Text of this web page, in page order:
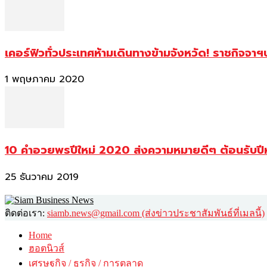
เคอร์ฟิวทั่วประเทศห้ามเดินทางข้ามจังหวัด! ราชกิจจา
1 พฤษภาคม 2020
10 คำอวยพรปีใหม่ 2020 ส่งความหมายดีๆ ต้อนรับ
25 ธันวาคม 2019
ติดต่อเรา: siamb.news@gmail.com (ส่งข่าวประชาสัมพันธ์ที่เมลนี้)
Home
ฮอตนิวส์
เศรษฐกิจ / ธุรกิจ / การตลาด